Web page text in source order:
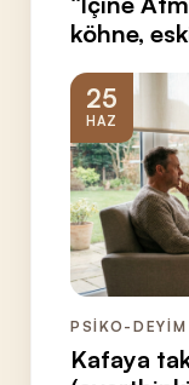
köhne,
25
HAZ
PSİKO-DEYİM
Kafaya